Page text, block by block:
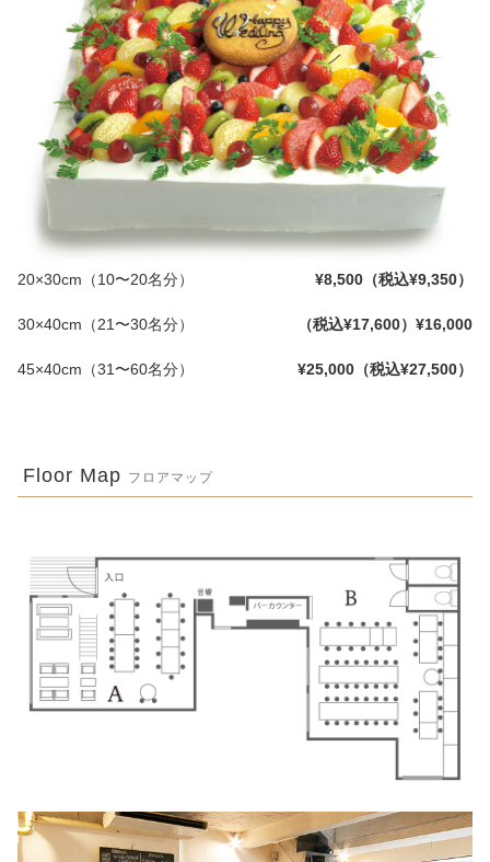
20×30cm（10〜20名分） ¥8,500（税込¥9,350）
30×40cm（21〜30名分） ¥16,000
（税込¥17,600）
45×40cm（31〜60名分） ¥25,000（税込¥27,500）
Floor Map フロアマップ